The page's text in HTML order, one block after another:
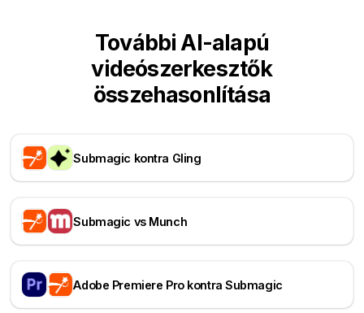
További AI-alapú
videószerkesztők
összehasonlítása
Submagic kontra Gling
Submagic vs Munch
Adobe Premiere Pro kontra Submagic